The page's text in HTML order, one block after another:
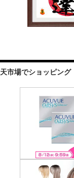
市場でショッピング